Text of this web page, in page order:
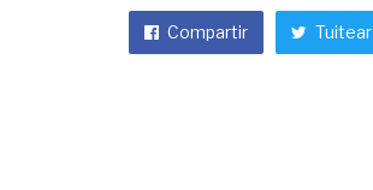
Compartir Tuitear